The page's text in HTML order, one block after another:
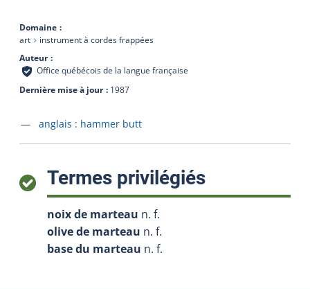
Domaine
art
instrument à cordes frappées
Auteur
Office québécois de la langue française
Dernière mise à jour
1987
Accéder à la fiche en
anglais : hammer butt
Termes privilégiés:
noix de marteau n. f.
olive de marteau n. f.
base du marteau n. f.